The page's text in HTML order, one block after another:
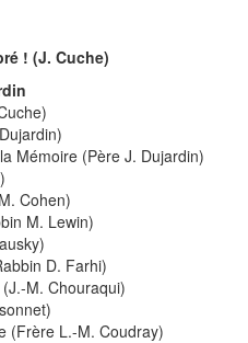
! (J. Cuche)
Mémoire (Père J. Dujardin)
Cohen)
M. Lewin)
D. Farhi)
M. Chouraqui)
(Frère L.-M. Coudray)